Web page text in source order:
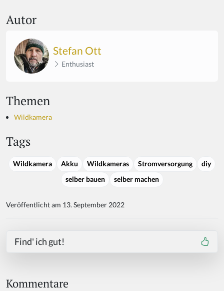
Autor
Stefan Ott
Enthusiast
Themen
Wildkamera
Tags
Wildkamera Akku Wildkameras Stromversorgung
diy
selber bauen
selber machen
Veröffentlicht am 13. September 2022
Find' ich gut!
Kommentare